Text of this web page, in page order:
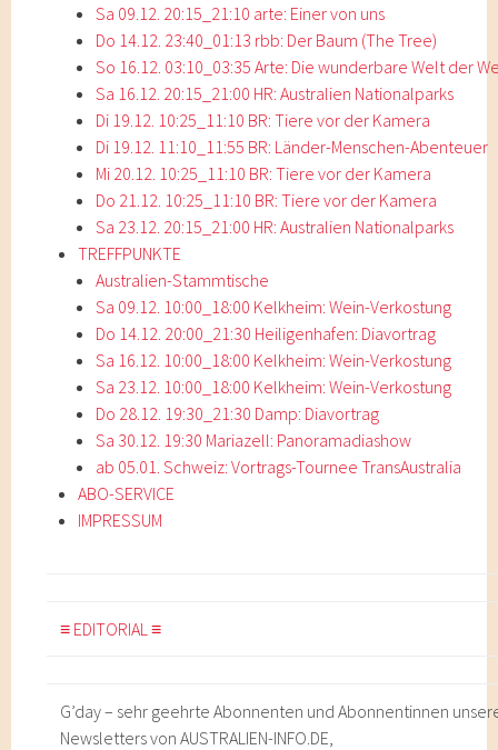
Sa 09.12. 20:15_21:10 arte: Einer von uns
Do 14.12. 23:40_01:13 rbb: Der Baum (The Tree)
So 16.12. 03:10_03:35 Arte: Die wunderbare Welt der
Sa 16.12. 20:15_21:00 HR: Australien Nationalparks
Di 19.12. 10:25_11:10 BR: Tiere vor der Kamera
Di 19.12. 11:10_11:55 BR: Länder-Menschen-Abenteuer
Mi 20.12. 10:25_11:10 BR: Tiere vor der Kamera
Do 21.12. 10:25_11:10 BR: Tiere vor der Kamera
Sa 23.12. 20:15_21:00 HR: Australien Nationalparks
TREFFPUNKTE
Australien-Stammtische
Sa 09.12. 10:00_18:00 Kelkheim: Wein-Verkostung
Do 14.12. 20:00_21:30 Heiligenhafen: Diavortrag
Sa 16.12. 10:00_18:00 Kelkheim: Wein-Verkostung
Sa 23.12. 10:00_18:00 Kelkheim: Wein-Verkostung
Do 28.12. 19:30_21:30 Damp: Diavortrag
Sa 30.12. 19:30 Mariazell: Panoramadiashow
ab 05.01. Schweiz: Vortrags-Tournee TransAustralia
ABO-SERVICE
IMPRESSUM
≡ EDITORIAL ≡
G’day – sehr geehrte Abonnenten und Abonnentinnen
Newsletters von AUSTRALIEN-INFO.DE,